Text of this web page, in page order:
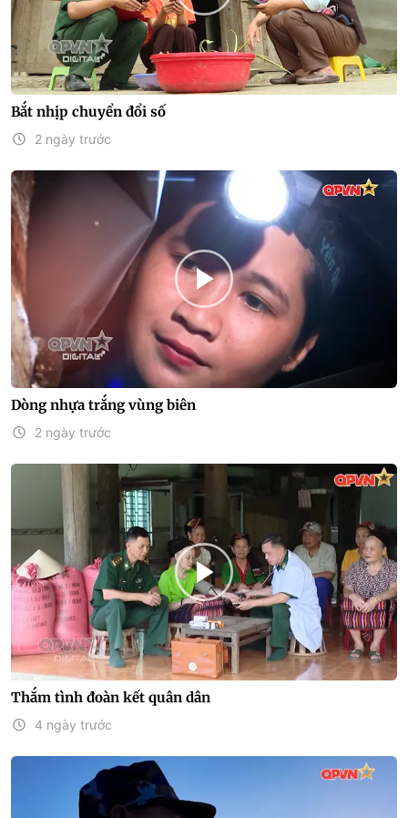
Bắt nhịp chuyển đổi số
2 ngày trước
Dòng nhựa trắng vùng biên
2 ngày trước
Thắm tình đoàn kết quân dân
4 ngày trước